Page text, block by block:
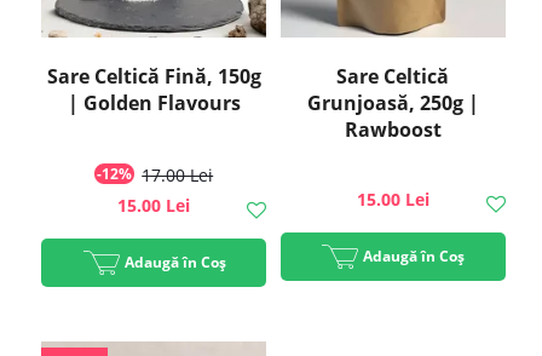
Sare Celtică Fină, 150g
| Golden Flavours
-12% 17.00 Lei
15.00 Lei
Adaugă în Coș
Sare Celtică
Grunjoasă, 250g |
Rawboost
15.00 Lei
Adaugă în Coș